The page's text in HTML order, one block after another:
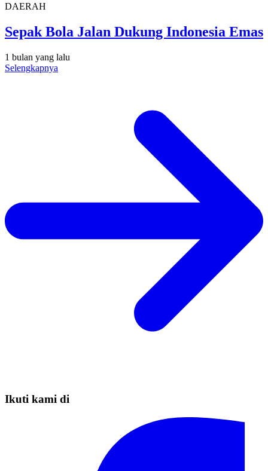
DAERAH
Sepak Bola Jalan Dukung Indonesia Emas
1 bulan yang lalu
Selengkapnya
Ikuti kami di